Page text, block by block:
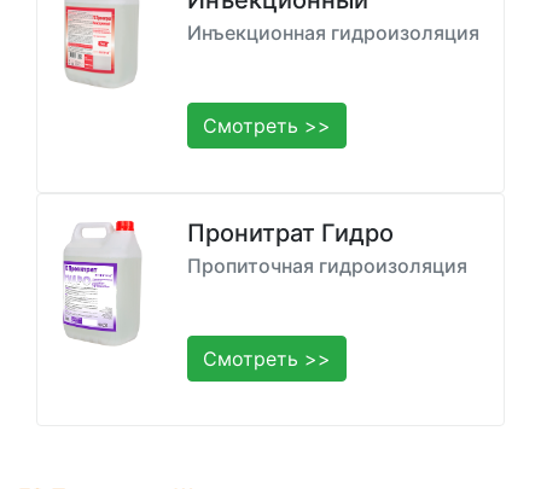
Инъекционная гидроизоляция
Смотреть >>
Пронитрат Гидро
Пропиточная гидроизоляция
Смотреть >>